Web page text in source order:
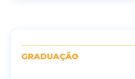
GRADUAÇÃO